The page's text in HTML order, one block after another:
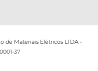
de Materiais Elétricos LTDA -
37